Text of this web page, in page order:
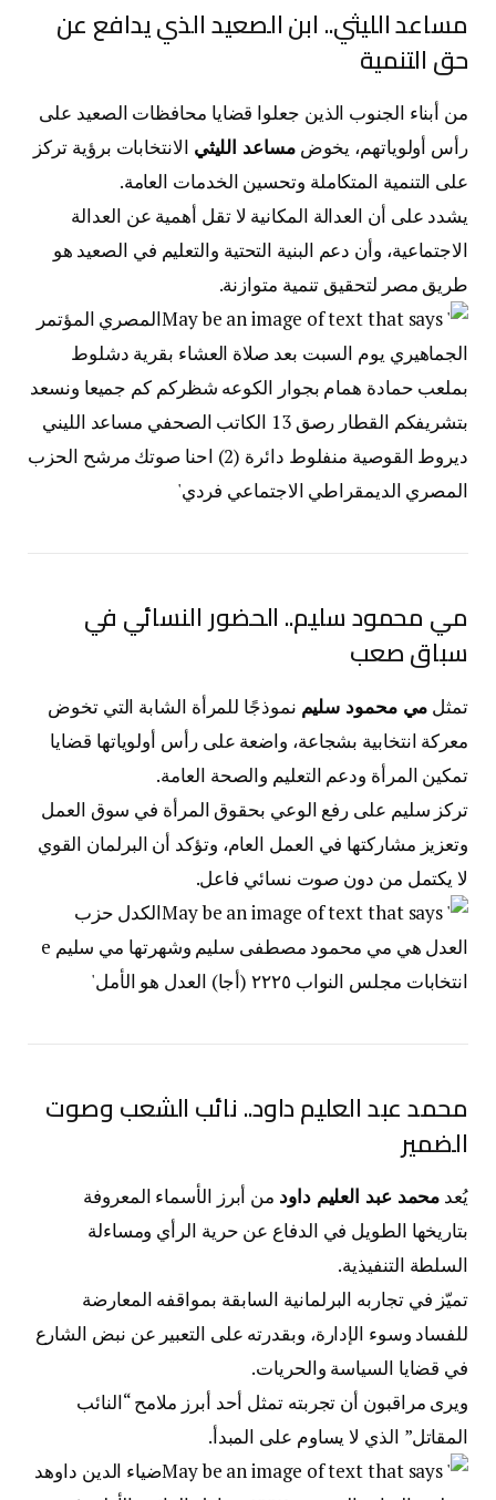
مساعد الليثي.. ابن الصعيد الذي يدافع عن
حق التنمية
من أبناء الجنوب الذين جعلوا قضايا محافظات الصعيد على
رأس أولوياتهم، يخوضمساعد الليثي الانتخابات برؤية تركز
على التنمية المتكاملة وتحسين الخدمات العامة.
يشدد على أن العدالة المكانية لا تقل أهمية عن العدالة
الاجتماعية، وأن دعم البنية التحتية والتعليم في الصعيد هو
طريق مصر لتحقيق تنمية متوازنة.
مي محمود سليم.. الحضور النسائي في
سباق صعب
تمثل مي محمود سليم نموذجًا للمرأة الشابة التي تخوض
معركة انتخابية بشجاعة، واضعة على رأس أولوياتها قضايا
تمكين المرأة ودعم التعليم والصحة العامة.
تركز سليم على رفع الوعي بحقوق المرأة في سوق العمل
وتعزيز مشاركتها في العمل العام، وتؤكد أن البرلمان القوي
لا يكتمل من دون صوت نسائي فاعل.
محمد عبد العليم داود.. نائب الشعب وصوت
الضمير
يُعد محمد عبد العليم داود من أبرز الأسماء المعروفة
بتاريخها الطويل في الدفاع عن حرية الرأي ومساءلة
السلطة التنفيذية.
تميّز في تجاربه البرلمانية السابقة بمواقفه المعارضة
للفساد وسوء الإدارة، وبقدرته على التعبير عن نبض الشارع
في قضايا السياسة والحريات.
ويرى مراقبون أن تجربته تمثل أحد أبرز ملامح “النائب
المقاتل” الذي لا يساوم على المبدأ.